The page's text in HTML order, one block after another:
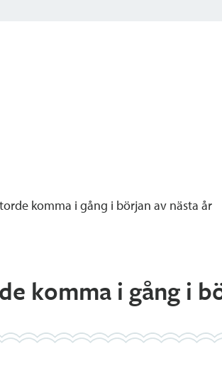
komma i gång i början av nästa år
komma i gång i